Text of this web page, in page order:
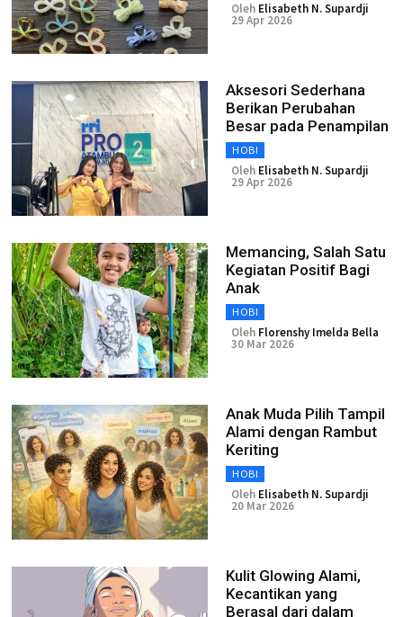
Oleh Elisabeth N. Supardji
29 Apr 2026
Aksesori Sederhana
Berikan Perubahan
Besar pada Penampilan
HOBI
Oleh Elisabeth N. Supardji
29 Apr 2026
Memancing, Salah Satu
Kegiatan Positif Bagi
Anak
HOBI
Oleh Florenshy Imelda Bella
30 Mar 2026
Anak Muda Pilih Tampil
Alami dengan Rambut
Keriting
HOBI
Oleh Elisabeth N. Supardji
20 Mar 2026
Kulit Glowing Alami,
Kecantikan yang
Berasal dari dalam